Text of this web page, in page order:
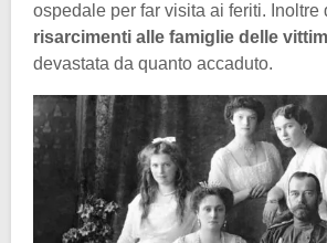
ospedale per far visita ai feriti. Inoltre
risarcimenti alle famiglie delle
devastata da quanto accaduto.